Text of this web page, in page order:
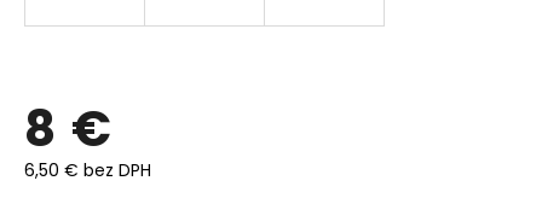
8 €
6,50 € bez DPH